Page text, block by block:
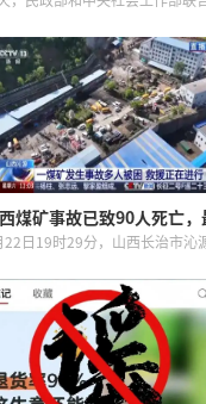
，自2026年8月1日起施行。
，社会组织开展评比表彰活动
批准并实施项目清单管理...
煤矿事故已致90人死亡，
拍画面；医生：伤者主要
毒气体伤害；涉事公司去
全问题两次被行政处罚
22日19时29分，山西长治市沁
发生瓦斯爆炸事故。记者从山
洲集团留神峪煤矿瓦斯爆炸事故
解到，事故已造成90人...